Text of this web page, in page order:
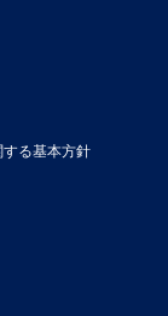
る基本方針